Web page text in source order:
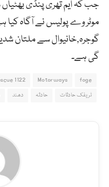
جب کہ ایم تھری پنڈی
موٹر وے پولیس نے آگاہ کیا
گوجرہ,خانیوال سے ملتان
گی ہے۔
foge
Motorways
1122
ٹریفک حادثات
حادثہ دھند